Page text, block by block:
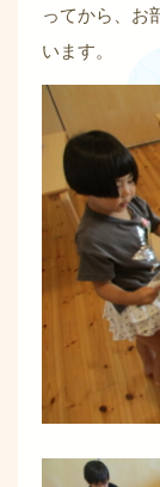
ってから、お
います。